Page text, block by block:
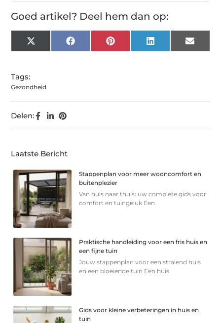
Goed artikel? Deel hem dan op:
X
(Twitter)
Facebook Pinterest LinkedIn Email
Tags:
Gezondheid
Delen:
Laatste Bericht
Stappenplan voor meer wooncomfort en
buitenplezier
Van huis naar thuis: uw complete gids voor
comfort en tuingeluk Een
Praktische handleiding voor een fris huis en
een fijne tuin
Jouw stappenplan voor een stralend huis
en een bloeiende tuin Een huis
Gids voor kleine verbeteringen in huis en
tuin